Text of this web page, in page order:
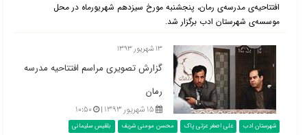
افتتاحیه‌ی مدرسه‌ی رمان، پنجشنبه مورخ سیزدهم شهریورماه در محل
موسسه‌ی شهرستان ادب برگزار شد.
۱۳ شهریور ۱۳۹۳
گزارش تصویری مراسم افتتاحیه مدرسه
رمان
۱۵ شهریور ۱۳۹۳ | ۱۰:۵۰
شهرستان ادب علی اصغر عزتی پاک محسن مومنی شریف
بلقیس سلیمانی